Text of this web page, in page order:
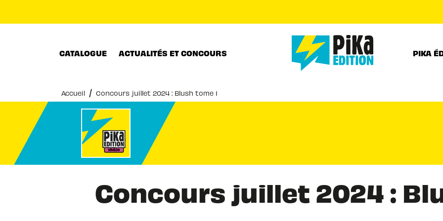
CATALOGUE ACTUALITÉS ET CONCOURS PIKA
Accueil / Concours juillet 2024 : Blush tome 1
Concours juillet 2024 :